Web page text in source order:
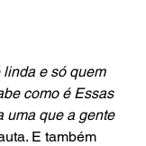
linda e só quem
como é Essas
uma que a gente
E também